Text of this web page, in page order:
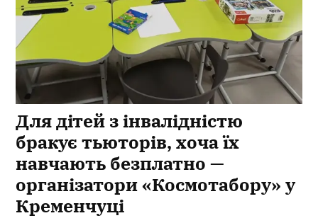
Для дітей з інвалідністю
бракує тьюторів, хоча їх
навчають безплатно —
організатори «Космотабору» у
Кременчуці